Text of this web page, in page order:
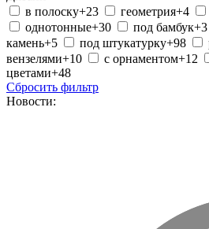
в полоску+23 геометрия+4
однотонные+30 под бамбук+3
камень+5 под штукатурку+98
вензелями+10 с орнаментом+12
цветами+48
Сбросить фильтр
Новости: